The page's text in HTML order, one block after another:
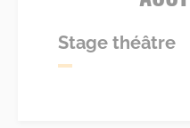
Stage théâtre